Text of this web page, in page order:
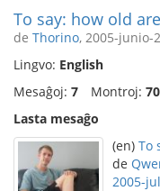
To say: how old
de Thorino, 2005-junio-
Lingvo: English
Mesaĝoj: 7 Montroj:
Lasta mesaĝo
(en) To
de
2005-